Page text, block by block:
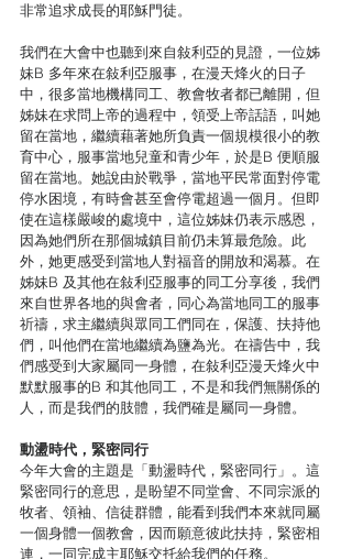
非常追求成長的耶穌門徒。
我們在大會中也聽到來自敍利亞的見證，一位姊
妹B 多年來在敍利亞服事，在漫天烽火的日子
中，很多當地機構同工、教會牧者都已離開，但
姊妹在求問上帝的過程中，領受上帝話語，叫她
留在當地，繼續藉著她所負責一個規模很小的教
育中心，服事當地兒童和青少年，於是B 便順服
留在當地。她說由於戰爭，當地平民常面對停電
停水困境，有時會甚至會停電超過一個月。但即
使在這樣嚴峻的處境中，這位姊妹仍表示感恩，
因為她們所在那個城鎮目前仍未算最危險。此
外，她更感受到當地人對福音的開放和渴慕。在
姊妹B 及其他在敍利亞服事的同工分享後，我們
來自世界各地的與會者，同心為當地同工的服事
祈禱，求主繼續與眾同工們同在，保護、扶持他
們，叫他們在當地繼續為鹽為光。在禱告中，我
們感受到大家屬同一身體，在敍利亞漫天烽火中
默默服事的B 和其他同工，不是和我們無關係的
人，而是我們的肢體，我們確是屬同一身體。
動盪時代，緊密同行
今年大會的主題是「動盪時代，緊密同行」。這
緊密同行的意思，是盼望不同堂會、不同宗派的
牧者、領袖、信徒群體，能看到我們本來就同屬
一個身體一個教會，因而願意彼此扶持，緊密相
連，一同完成主耶穌交托給我們的任務。